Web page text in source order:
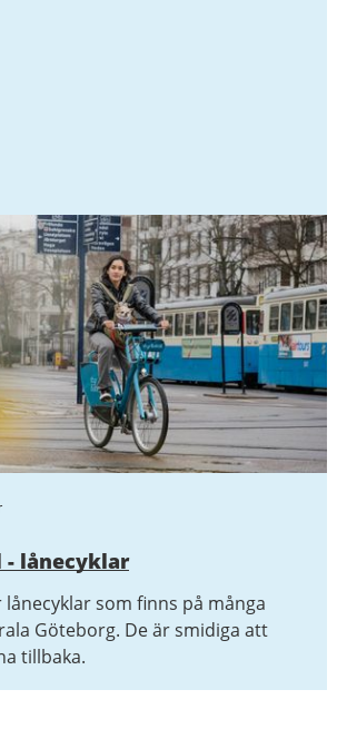
- lånecyklar
lånecyklar som finns på många
Göteborg. De är smidiga att
tillbaka.